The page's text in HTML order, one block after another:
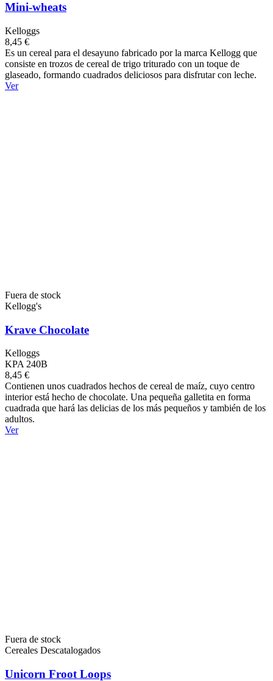
Mini-wheats
Kelloggs
8,45 €
Es un cereal para el desayuno fabricado por la marca Kellogg que
consiste en trozos de cereal de trigo triturado con un toque de
glaseado, formando cuadrados deliciosos para disfrutar con leche.
Ver
Fuera de stock
Kellogg's
Krave Chocolate
Kelloggs
KPA 240B
8,45 €
Contienen unos cuadrados hechos de cereal de maíz, cuyo centro
interior está hecho de chocolate. Una pequeña galletita en forma
cuadrada que hará las delicias de los más pequeños y también de los
adultos.
Ver
Fuera de stock
Cereales Descatalogados
Unicorn Froot Loops